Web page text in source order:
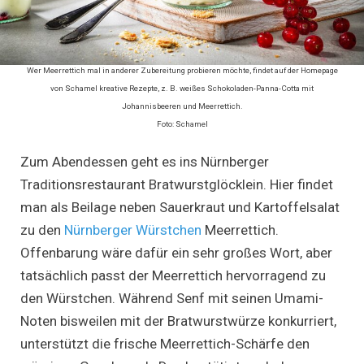
Wer Meerrettich mal in anderer Zubereitung probieren möchte, findet auf der Homepage
von Schamel kreative Rezepte, z. B. weißes Schokoladen-Panna-Cotta mit
Johannisbeeren und Meerrettich.
Foto: Schamel
Zum Abendessen geht es ins Nürnberger
Traditionsrestaurant Bratwurstglöcklein. Hier findet
man als Beilage neben Sauerkraut und Kartoffelsalat
zu den Nürnberger Würstchen Meerrettich.
Offenbarung wäre dafür ein sehr großes Wort, aber
tatsächlich passt der Meerrettich hervorragend zu
den Würstchen. Während Senf mit seinen Umami-
Noten bisweilen mit der Bratwurstwürze konkurriert,
unterstützt die frische Meerrettich-Schärfe den